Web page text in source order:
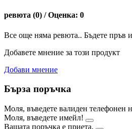
ревюта (0) / Оценка: 0
Все още няма ревюта.. Бъдете пръв
Добавете мнение за този продукт
Добави мнение
Бърза поръчка
Моля, въведете валиден телефонен
Моля, въведете имейл!
Вашата поръчка е приета.